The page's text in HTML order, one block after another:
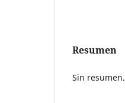
Resumen
Sin resumen.